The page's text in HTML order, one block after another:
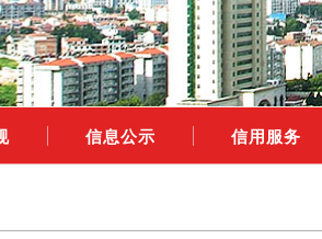
信息公示 信用服务